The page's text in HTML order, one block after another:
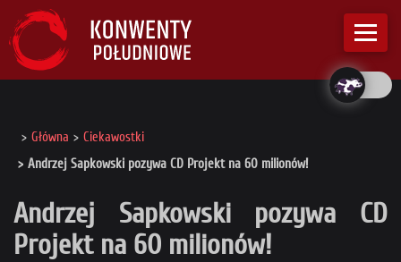
Główna
Ciekawostki
Andrzej Sapkowski pozywa CD Projekt na 60 milionów!
Andrzej Sapkowski pozywa CD
Projekt na 60 milionów!